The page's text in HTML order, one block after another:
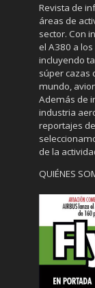
Revista de
áreas de
sector. Con
el A380 a
incluyendo
súper cazas
mundo,
Además de
industria
reportajes
de la
QUIÉNES